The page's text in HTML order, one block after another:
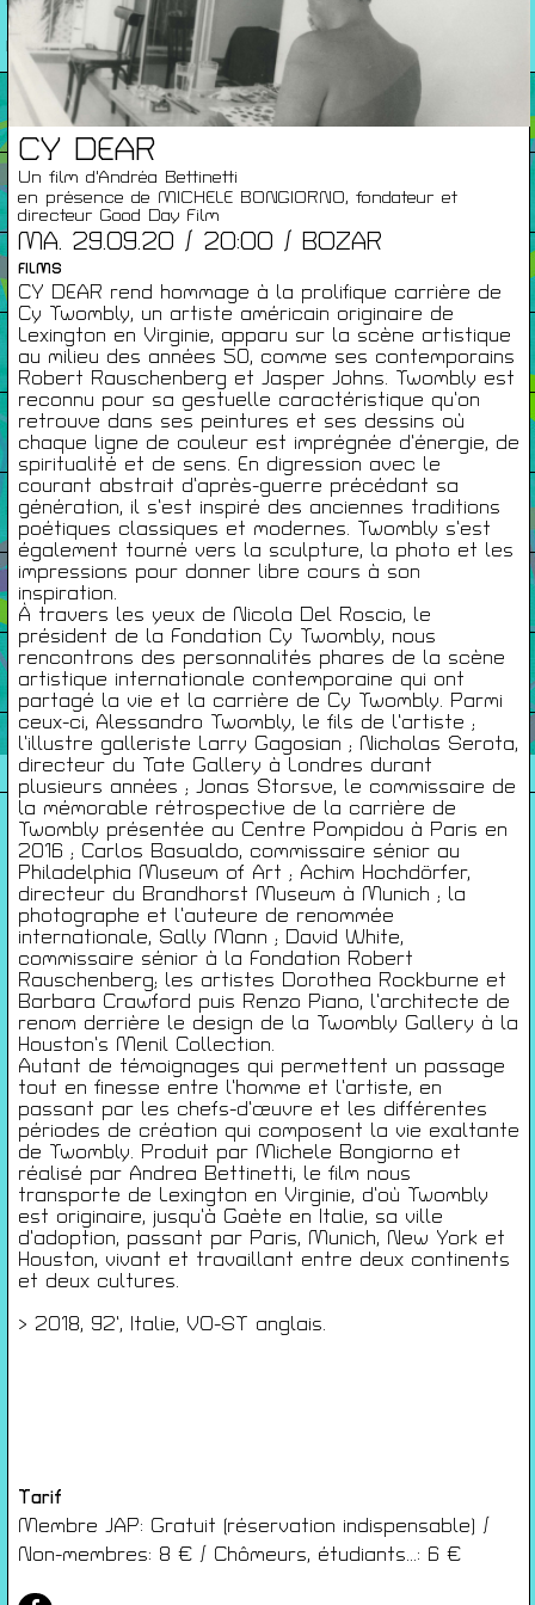
CY DEAR
Un film d'Andréa Bettinetti
en présence de MICHELE BONGIORNO, fondateur et
directeur Good Day Film
MA. 29.09.20 / 20:00 / BOZAR
FILMS
CY DEAR rend hommage à la prolifique carrière de
Cy Twombly, un artiste américain originaire de
Lexington en Virginie, apparu sur la scène artistique
au milieu des années 50, comme ses contemporains
Robert Rauschenberg et Jasper Johns. Twombly est
reconnu pour sa gestuelle caractéristique qu’on
retrouve dans ses peintures et ses dessins où
chaque ligne de couleur est imprégnée d’énergie, de
spiritualité et de sens. En digression avec le
courant abstrait d’après-guerre précédant sa
génération, il s’est inspiré des anciennes traditions
poétiques classiques et modernes. Twombly s’est
également tourné vers la sculpture, la photo et les
impressions pour donner libre cours à son
inspiration.
À travers les yeux de Nicola Del Roscio, le
président de la Fondation Cy Twombly, nous
rencontrons des personnalités phares de la scène
artistique internationale contemporaine qui ont
partagé la vie et la carrière de Cy Twombly. Parmi
ceux-ci, Alessandro Twombly, le fils de l’artiste ;
l’illustre galleriste Larry Gagosian ; Nicholas Serota,
directeur du Tate Gallery à Londres durant
plusieurs années ; Jonas Storsve, le commissaire de
la mémorable rétrospective de la carrière de
Twombly présentée au Centre Pompidou à Paris en
2016 ; Carlos Basualdo, commissaire sénior au
Philadelphia Museum of Art ; Achim Hochdörfer,
directeur du Brandhorst Museum à Munich ; la
photographe et l’auteure de renommée
internationale, Sally Mann ; David White,
commissaire sénior à la Fondation Robert
Rauschenberg; les artistes Dorothea Rockburne et
Barbara Crawford puis Renzo Piano, l’architecte de
renom derrière le design de la Twombly Gallery à la
Houston’s Menil Collection.
Autant de témoignages qui permettent un passage
tout en finesse entre l’homme et l’artiste, en
passant par les chefs-d’œuvre et les différentes
périodes de création qui composent la vie exaltante
de Twombly. Produit par Michele Bongiorno et
réalisé par Andrea Bettinetti, le film nous
transporte de Lexington en Virginie, d’où Twombly
est originaire, jusqu’à Gaète en Italie, sa ville
d’adoption, passant par Paris, Munich, New York et
Houston, vivant et travaillant entre deux continents
et deux cultures.
> 2018, 92’, Italie, VO-ST anglais.
Tarif
Membre JAP: Gratuit (réservation indispensable) /
Non-membres: 8 € / Chômeurs, étudiants...: 6 €
26/27
RENCONTRES
Agenda
Expositions
Éditions
Artists Print
Podcasts
À Propos
Infos Pratiques
Cartes De Membre
Saisons Précédentes
À propos
Infos pratiques
Carte de membres
S'inscrire à la Newsletter
Mentions légales
Politique de confidentialité
Conditions générales de ventes
Gérer les cookies
Conférences
Films
Rencontres
Architecture + Film
Expositions
Artists Print
Voyages
T 02 507 82 25 —
WWW.JAP.BE
Avec l’aide de la Fédération Wallonie-Bruxelles :
de la culture de la ville de Bruxelles ; de urban brussels ;du Palais des